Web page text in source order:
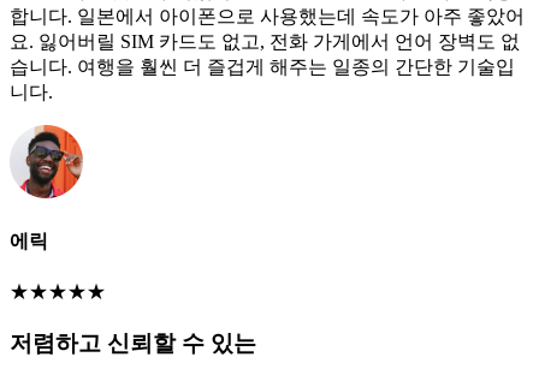
합니다. 일본에서 아이폰으로 사용했는데 속도가 아주 좋았어
요. 잃어버릴 SIM 카드도 없고, 전화 가게에서 언어 장벽도 없
습니다. 여행을 훨씬 더 즐겁게 해주는 일종의 간단한 기술입
니다.
에릭
★★★★★
저렴하고 신뢰할 수 있는